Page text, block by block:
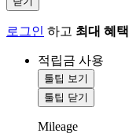
로그인 하고 최대 혜택
적립금 사용
툴팁 보기
툴팁 닫기
Mileage